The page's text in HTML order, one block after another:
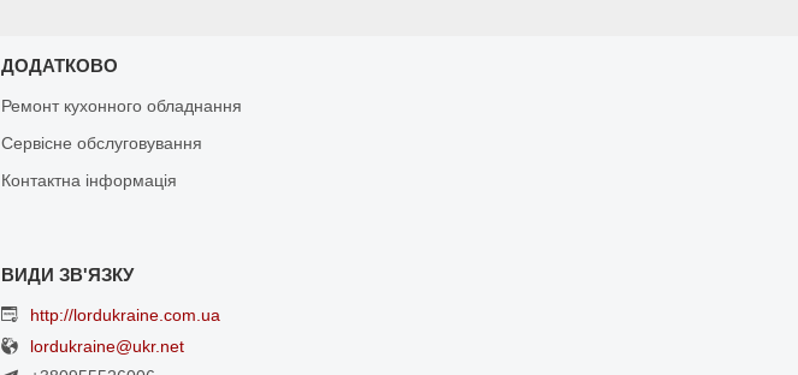
ДОДАТКОВО
Ремонт кухонного обладнання
Сервісне обслуговування
Контактна інформація
http://lordukraine.com.ua
lordukraine@ukr.net